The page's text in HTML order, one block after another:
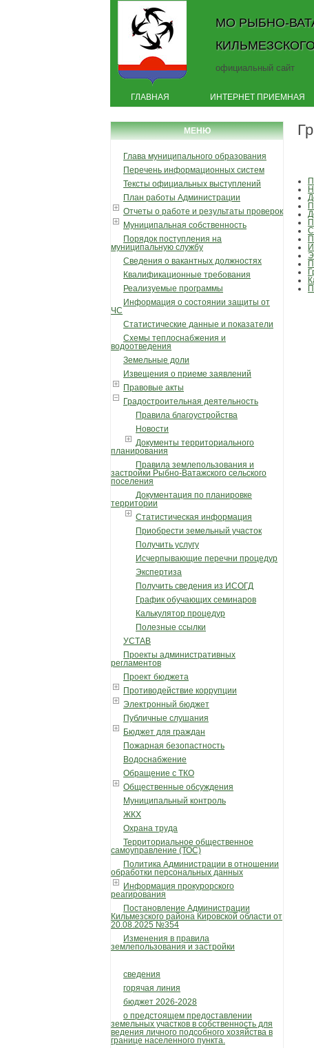
МО РЫБНО-
официальный сайт
ГЛАВНАЯ ИНТЕРНЕТ ПРИЕМНАЯ
МЕНЮ
Глава муниципального образования
Перечень информационных систем
Тексты официальных выступлений
План работы Администрации
Отчеты о работе и результаты проверок
Муниципальная собственность
Порядок поступления на
муниципальную службу
Сведения о вакантных должностях
Квалификационные требования
Реализуемые программы
Информация о состоянии защиты от
ЧС
Статистические данные и показатели
Схемы теплоснабжения и
водоотведения
Земельные доли
Извещения о приеме заявлений
Правовые акты
Градостроительная деятельность
Правила благоустройства
Новости
Документы территориального
планирования
Правила землепользования и
застройки Рыбно-Ватажского сельского
поселения
Документация по планировке
территории
Статистическая информация
Приобрести земельный участок
Получить услугу
Исчерпывающие перечни процедур
Экспертиза
Получить сведения из ИСОГД
График обучающих семинаров
Калькулятор процедур
Полезные ссылки
УСТАВ
Проекты административных
регламентов
Проект бюджета
Противодействие коррупции
Электронный бюджет
Публичные слушания
Бюджет для граждан
Пожарная безопастность
Водоснабжение
Обращение с ТКО
Общественные обсуждения
Муниципальный контроль
ЖКХ
Охрана труда
Территориальное общественное
самоуправление (ТОС)
Политика Администрации в отношении
обработки персональных данных
Информация прокурорского
реагирования
Постановление Администрации
Кильмезского района Кировской области от
20.08.2025 №354
Изменения в правила
землепользования и застройки
сведения
горячая линия
бюджет 2026-2028
о предстоящем предоставлении
земельных участков в собственность для
ведения личного подсобного хозяйства в
границе населенного пункта.